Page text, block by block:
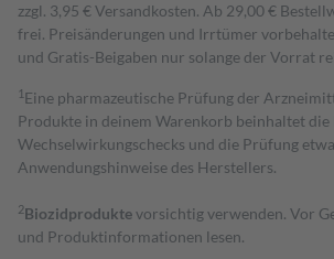
zzgl. 3,95 € Versandkosten. Ab 29,00 €
frei. Preisänderungen und Irrtümer
und Gratis-Beigaben nur solange der Vorrat
1 Eine pharmazeutische Prüfung der
Produkte in deinem Warenkorb beinhaltet
Wechselwirkungschecks und die Prüfung
Anwendungshinweise des Herstellers.
2Biozidproduktevorsichtig verwenden. Vor
und Produktinformationen lesen.